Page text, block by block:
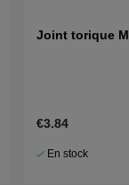
Joint torique
€3.84
En stock